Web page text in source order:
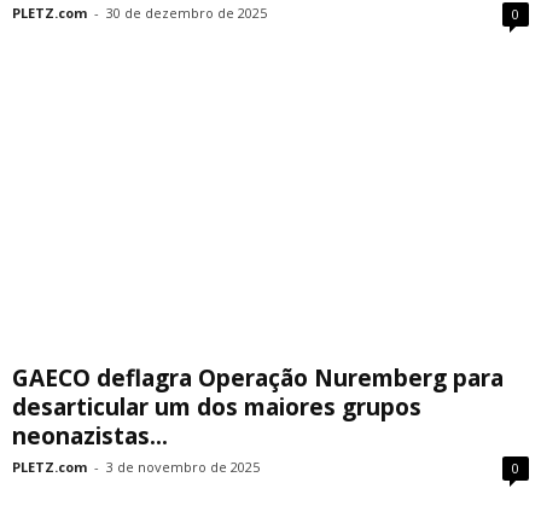
PLETZ.com - 30 de dezembro de 2025 0
GAECO deflagra Operação Nuremberg para
desarticular um dos maiores grupos
neonazistas...
PLETZ.com - 3 de novembro de 2025 0